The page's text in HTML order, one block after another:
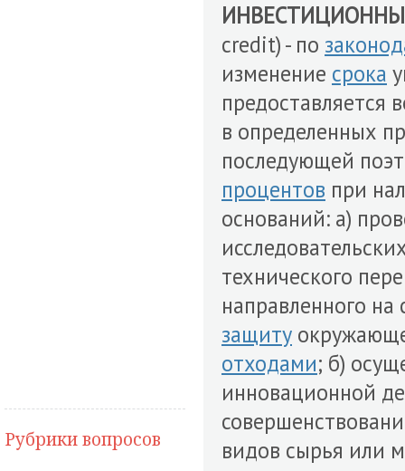
Рубрики вопросов
credit) - по
изменение срока
предоставляется
в определенных
последующей
процентов при
оснований: а)
технического
направленного
защиту
отходами; б)
инновационной
видов сырья или